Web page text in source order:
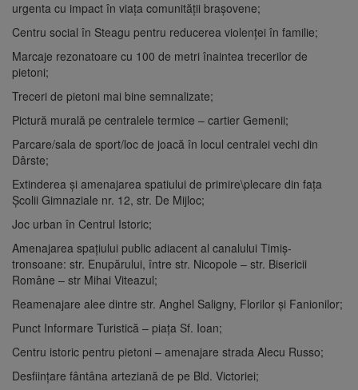
urgenta cu impact în viața comunității brașovene;
Centru social în Steagu pentru reducerea violenței în familie;
Marcaje rezonatoare cu 100 de metri înaintea trecerilor de
pietoni;
Treceri de pietoni mai bine semnalizate;
Pictură murală pe centralele termice – cartier Gemenii;
Parcare/sala de sport/loc de joacă în locul centralei vechi din
Dârste;
Extinderea și amenajarea spatiului de primire\plecare din fața
Școlii Gimnaziale nr. 12, str. De Mijloc;
Joc urban în Centrul Istoric;
Amenajarea spațiului public adiacent al canalului Timiș-
tronsoane: str. Enupărului, între str. Nicopole – str. Bisericii
Române – str Mihai Viteazul;
Reamenajare alee dintre str. Anghel Saligny, Florilor și Fanionilor;
Punct Informare Turistică – piața Sf. Ioan;
Centru istoric pentru pietoni – amenajare strada Alecu Russo;
Desființare fântâna arteziană de pe Bld. Victoriei;